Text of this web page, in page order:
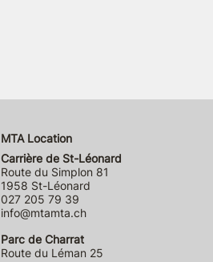
MTA Location
Carrière de St-Léonard
Route du Simplon 81
1958 St-Léonard
027 205 79 39
info@mtamta.ch
Parc de Charrat
Route du Léman 25